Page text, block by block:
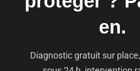
en.
Diagnostic gratuit sur